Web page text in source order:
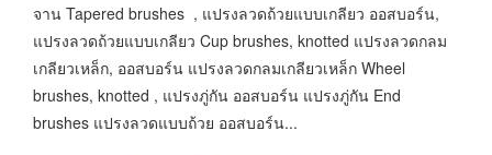
จาน Tapered brushes , แปรงลวดถ้วยแบบเกลียว ออสบอร์น,
แปรงลวดถ้วยแบบเกลียว Cup brushes, knotted แปรงลวดกลม
เกลียวเหล็ก, ออสบอร์น แปรงลวดกลมเกลียวเหล็ก Wheel
brushes, knotted , แปรงภู่กัน ออสบอร์น แปรงภู่กัน End
brushes แปรงลวดแบบถ้วย ออสบอร์น...